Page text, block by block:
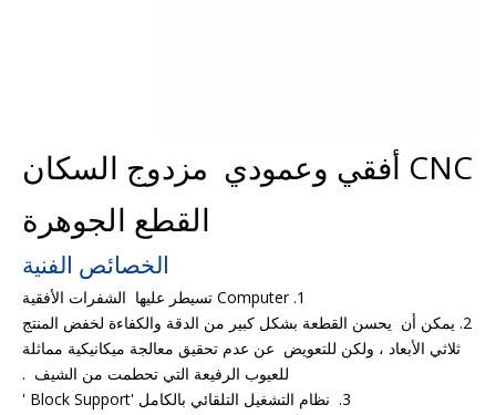
CNC أفقي وعمودي مزدوج السكان
القطع الجوهرة
الخصائص الفنية
1. Computer تسيطر عليها الشفرات الأفقية
2. يمكن أن يحسن القطعة بشكل كبير من الدقة والكفاءة لخفض المنتج
ثلاثي الأبعاد ، ولكن للتعويض عن عدم تحقيق معالجة ميكانيكية مماثلة
للعيوب الرفيعة التي تحطمت من الشيف .
3. نظام التشغيل التلقائي بالكامل 'Block Support '